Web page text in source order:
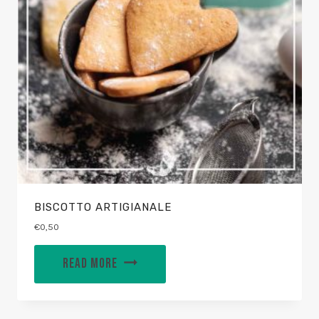
BISCOTTO ARTIGIANALE
€0,50
READ MORE